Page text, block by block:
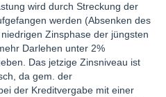
wird durch Streckung der
werden (Absenken des
Zinsphase der jüngsten
Darlehen unter 2%
Das jetzige Zinsniveau ist
da gem. der
der Kreditvergabe mit einer